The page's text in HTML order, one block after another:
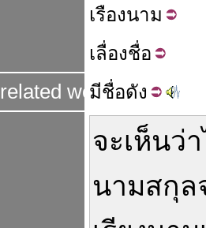
เรืองนาม
เลื่องชื่อ
related word
มีชื่อดัง
จะเห็นว่า
นามสกุล